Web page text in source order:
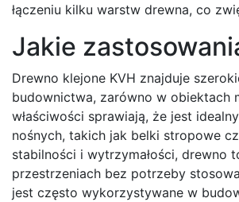
łączeniu kilku warstw drewna, co
Jakie
Drewno klejone KVH znajduje
budownictwa, zarówno w obiektach
właściwości sprawiają, że jest
nośnych, takich jak belki stropowe
stabilności i wytrzymałości, drewno
przestrzeniach bez potrzeby
jest często wykorzystywane w